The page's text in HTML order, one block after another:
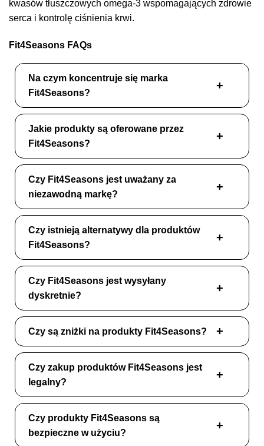
kwasów tłuszczowych omega-3 wspomagających zdrowie
serca i kontrolę ciśnienia krwi.
Fit4Seasons FAQs
Na czym koncentruje się marka
Fit4Seasons?
Jakie produkty są oferowane przez
Fit4Seasons?
Czy Fit4Seasons jest uważany za
niezawodną markę?
Czy istnieją alternatywy dla produktów
Fit4Seasons?
Czy Fit4Seasons jest wysyłany
dyskretnie?
Czy są zniżki na produkty Fit4Seasons?
Czy zakup produktów Fit4Seasons jest
legalny?
Czy produkty Fit4Seasons są
bezpieczne w użyciu?